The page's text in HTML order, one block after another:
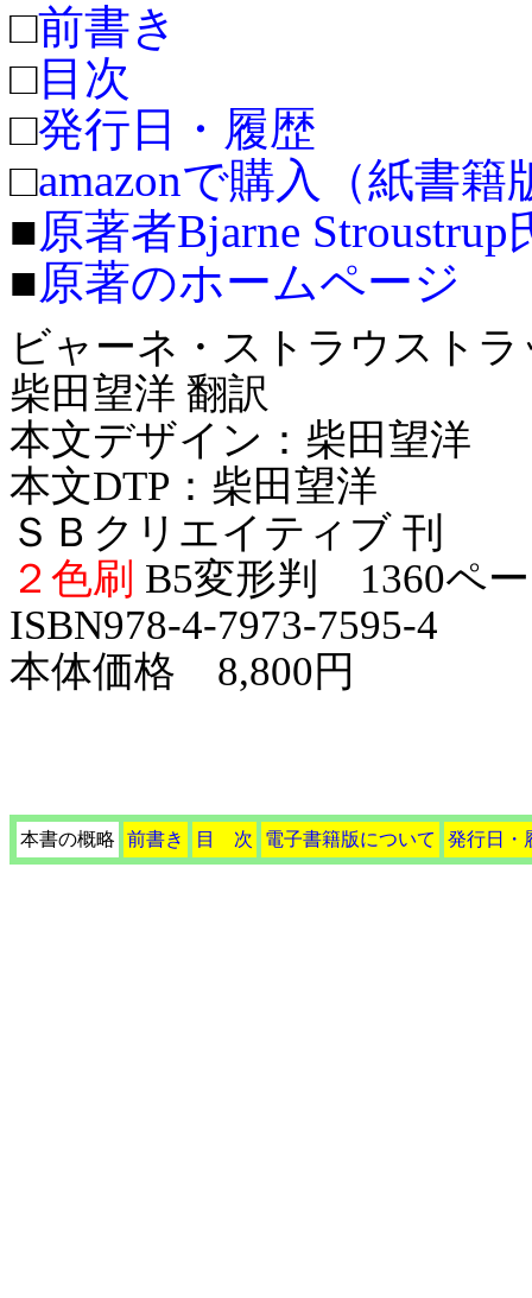
□前書き
□目次
□発行日・履歴
□amazonで購入（紙書籍
■原著者Bjarne
■原著のホームページ
ビャーネ・ストラウストラ
柴田望洋 翻訳
本文デザイン：柴田望洋
本文DTP：柴田望洋
ＳＢクリエイティブ 刊
２色刷 B5変形判 1360ペ
ISBN978-4-7973-7595-4
本体価格 8,800円
本書の概略 前書き 目 次 電子書籍版について 発行日・